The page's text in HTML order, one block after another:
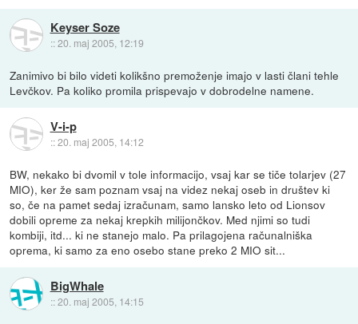
Keyser Soze
::20. maj 2005, 12:19
Zanimivo bi bilo videti kolikšno premoženje imajo v lasti člani tehle
Levčkov. Pa koliko promila prispevajo v dobrodelne namene.
V-i-p
::20. maj 2005, 14:12
BW, nekako bi dvomil v tole informacijo, vsaj kar se tiče tolarjev (27
MIO), ker že sam poznam vsaj na videz nekaj oseb in društev ki
so, če na pamet sedaj izračunam, samo lansko leto od Lionsov
dobili opreme za nekaj krepkih milijončkov. Med njimi so tudi
kombiji, itd... ki ne stanejo malo. Pa prilagojena računalniška
oprema, ki samo za eno osebo stane preko 2 MIO sit...
BigWhale
::20. maj 2005, 14:15